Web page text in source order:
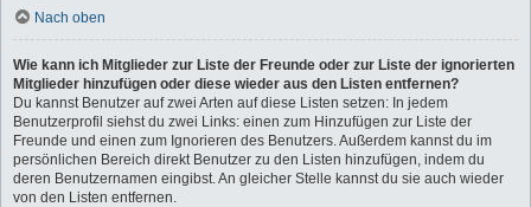
Nach oben
Wie kann ich Mitglieder zur Liste der Freunde oder zur Liste der ignorierten
Mitglieder hinzufügen oder diese wieder aus den Listen entfernen?
Du kannst Benutzer auf zwei Arten auf diese Listen setzen: In jedem
Benutzerprofil siehst du zwei Links: einen zum Hinzufügen zur Liste der
Freunde und einen zum Ignorieren des Benutzers. Außerdem kannst du im
persönlichen Bereich direkt Benutzer zu den Listen hinzufügen, indem du
deren Benutzernamen eingibst. An gleicher Stelle kannst du sie auch wieder
von den Listen entfernen.